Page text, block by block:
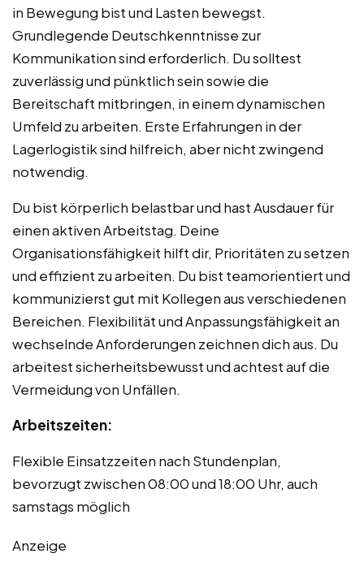
in Bewegung bist und Lasten bewegst.
Grundlegende Deutschkenntnisse zur
Kommunikation sind erforderlich. Du solltest
zuverlässig und pünktlich sein sowie die
Bereitschaft mitbringen, in einem dynamischen
Umfeld zu arbeiten. Erste Erfahrungen in der
Lagerlogistik sind hilfreich, aber nicht zwingend
notwendig.
Du bist körperlich belastbar und hast Ausdauer für
einen aktiven Arbeitstag. Deine
Organisationsfähigkeit hilft dir, Prioritäten zu setzen
und effizient zu arbeiten. Du bist teamorientiert und
kommunizierst gut mit Kollegen aus verschiedenen
Bereichen. Flexibilität und Anpassungsfähigkeit an
wechselnde Anforderungen zeichnen dich aus. Du
arbeitest sicherheitsbewusst und achtest auf die
Vermeidung von Unfällen.
Arbeitszeiten:
Flexible Einsatzzeiten nach Stundenplan,
bevorzugt zwischen 08:00 und 18:00 Uhr, auch
samstags möglich
Anzeige